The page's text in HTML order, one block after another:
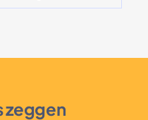
zeggen